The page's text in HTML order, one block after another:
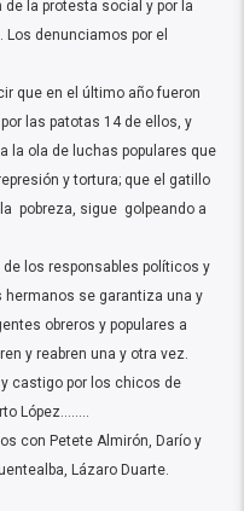
la protesta social y por la
denunciamos por el
que en el último año fueron
las patotas 14 de ellos, y
la ola de luchas populares que
y tortura; que el gatillo
pobreza, sigue golpeando a
los responsables políticos y
se garantiza una y
obreros y populares a
y reabren una y otra vez.
castigo por los chicos de
López……..
con Petete Almirón, Darío y
Lázaro Duarte.